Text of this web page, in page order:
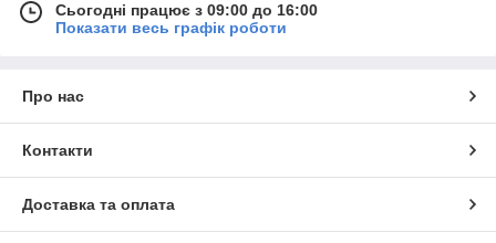
Сьогодні працює з 09:00 до 16:00
Показати весь графік роботи
Про нас
Контакти
Доставка та оплата